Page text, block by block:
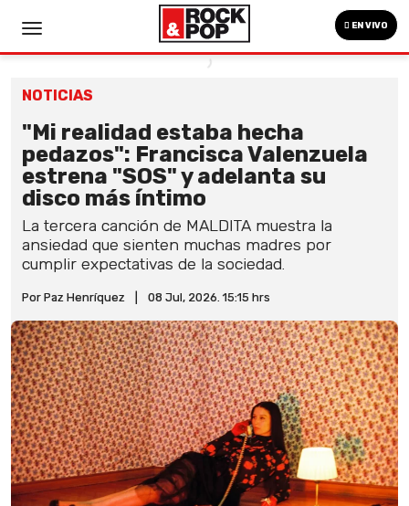
EN VIVO
NOTICIAS
"Mi realidad estaba hecha
pedazos": Francisca Valenzuela
estrena "SOS" y adelanta su
disco más íntimo
La tercera canción de MALDITA muestra la
ansiedad que sienten muchas madres por
cumplir expectativas de la sociedad.
Por Paz Henríquez 08 Jul, 2026. 15:15 hrs